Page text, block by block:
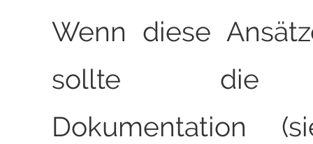
Wenn diese
sollte die
Dokumentation